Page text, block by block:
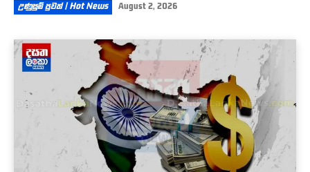
උණුසුම් පුවත් | Hot News August 2, 2026